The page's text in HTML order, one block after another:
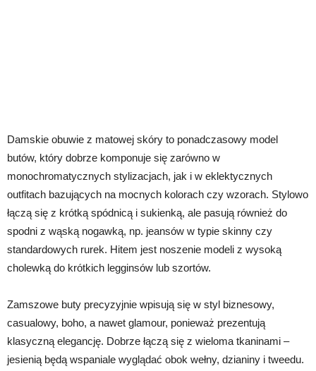
Damskie obuwie z matowej skóry to ponadczasowy model
butów, który dobrze komponuje się zarówno w
monochromatycznych stylizacjach, jak i w eklektycznych
outfitach bazujących na mocnych kolorach czy wzorach. Stylowo
łączą się z krótką spódnicą i sukienką, ale pasują również do
spodni z wąską nogawką, np. jeansów w typie skinny czy
standardowych rurek. Hitem jest noszenie modeli z wysoką
cholewką do krótkich legginsów lub szortów.
Zamszowe buty precyzyjnie wpisują się w styl biznesowy,
casualowy, boho, a nawet glamour, ponieważ prezentują
klasyczną elegancję. Dobrze łączą się z wieloma tkaninami –
jesienią będą wspaniale wyglądać obok wełny, dzianiny i tweedu.